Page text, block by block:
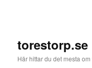
torestorp.se
Här hittar du det mesta